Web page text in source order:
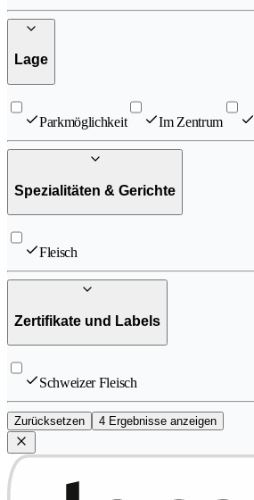
Lage
Parkmöglichkeit Im Zentrum
Spezialitäten & Gerichte
Fleisch
Zertifikate und Labels
Schweizer Fleisch
Zurücksetzen 4 Ergebnisse anzeigen